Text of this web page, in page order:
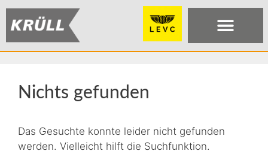
Nichts gefunden
Das Gesuchte konnte leider nicht gefunden
werden. Vielleicht hilft die Suchfunktion.